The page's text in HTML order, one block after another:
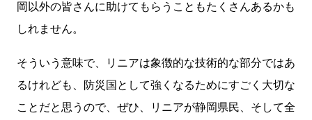
岡以外の皆さんに助けてもらうこともたくさんあるかも
しれません。
そういう意味で、リニアは象徴的な技術的な部分ではあ
るけれども、防災国として強くなるためにすごく大切な
ことだと思うので、ぜひ、リニアが静岡県民、そして全